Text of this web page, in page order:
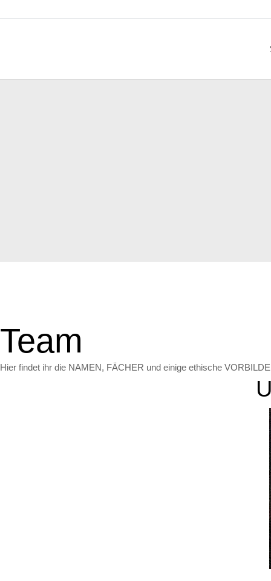
Team
Hier findet ihr die NAMEN, FÄCHER und einige ethische